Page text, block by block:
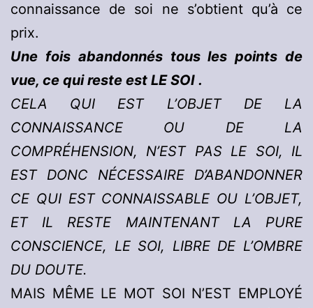
connaissance de soi ne s’obtient qu’à ce
prix.
Une fois abandonnés tous les points de
vue, ce qui reste est LE SOI .
CELA QUI EST L’OBJET DE LA
CONNAISSANCE OU DE LA
COMPRÉHENSION, N’EST PAS LE SOI, IL
EST DONC NÉCESSAIRE D’ABANDONNER
CE QUI EST CONNAISSABLE OU L’OBJET,
ET IL RESTE MAINTENANT LA PURE
CONSCIENCE, LE SOI, LIBRE DE L’OMBRE
DU DOUTE.
MAIS MÊME LE MOT SOI N’EST EMPLOYÉ